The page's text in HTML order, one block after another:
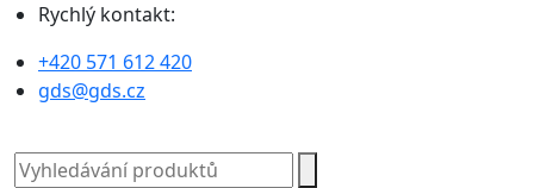
Rychlý kontakt:
+420 571 612 420
gds@gds.cz